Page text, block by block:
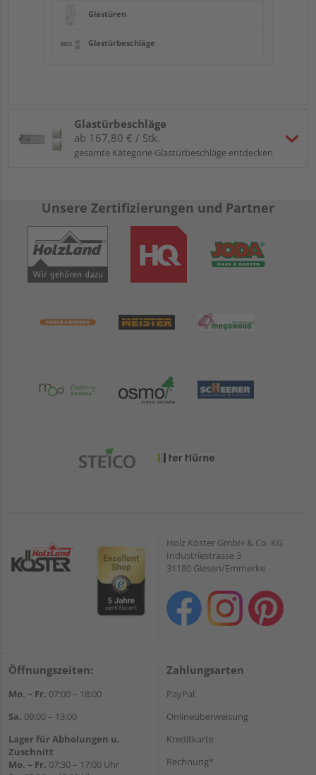
Glastüren
Glastürbeschläge
Glastürbeschläge
ab 167,80 € / Stk.
gesamte Kategorie Glastürbeschläge entdecken
Unsere Zertifizierungen und Partner
Holz Köster GmbH & Co. KG
Industriestrasse 3
31180 Giesen/Emmerke
Öffnungszeiten:
Mo. – Fr. 07:00 – 18:00
Sa. 09:00 – 13:00
Lager für Abholungen u.
Zuschnitt
Mo. – Fr. 07:30 – 17:00 Uhr
Zahlungsarten
PayPal
Onlineüberweisung
Kreditkarte
Rechnung*